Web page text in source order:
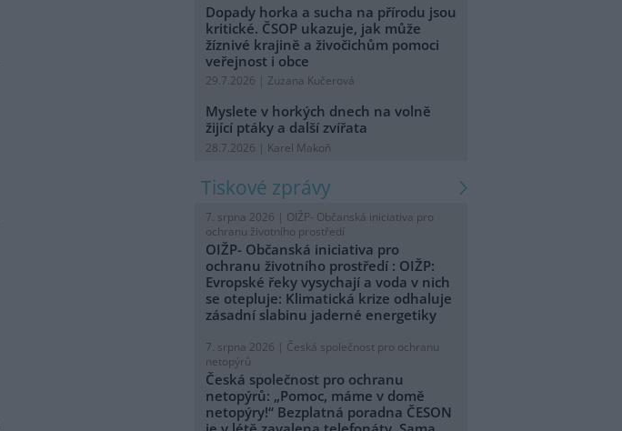
Dopady horka a sucha na přírodu jsou
kritické. ČSOP ukazuje, jak může
žíznivé krajině a živočichům pomoci
veřejnost i obce
29.7.2026 | Zuzana Kučerová
Myslete v horkých dnech na volně
žijící ptáky a další zvířata
28.7.2026 | Karel Makoň
tiskové zprávy
7. srpna 2026 | OIŽP- Občanská iniciativa pro
ochranu životního prostředí
OIŽP- Občanská iniciativa pro
ochranu životního prostředí : OIŽP:
Evropské řeky vysychají a voda v nich
se otepluje: Klimatická krize odhaluje
zásadní slabinu jaderné energetiky
7. srpna 2026 | Česká společnost pro ochranu
netopýrů
Česká společnost pro ochranu
netopýrů: „Pomoc, máme v domě
netopýry!“ Bezplatná poradna ČESON